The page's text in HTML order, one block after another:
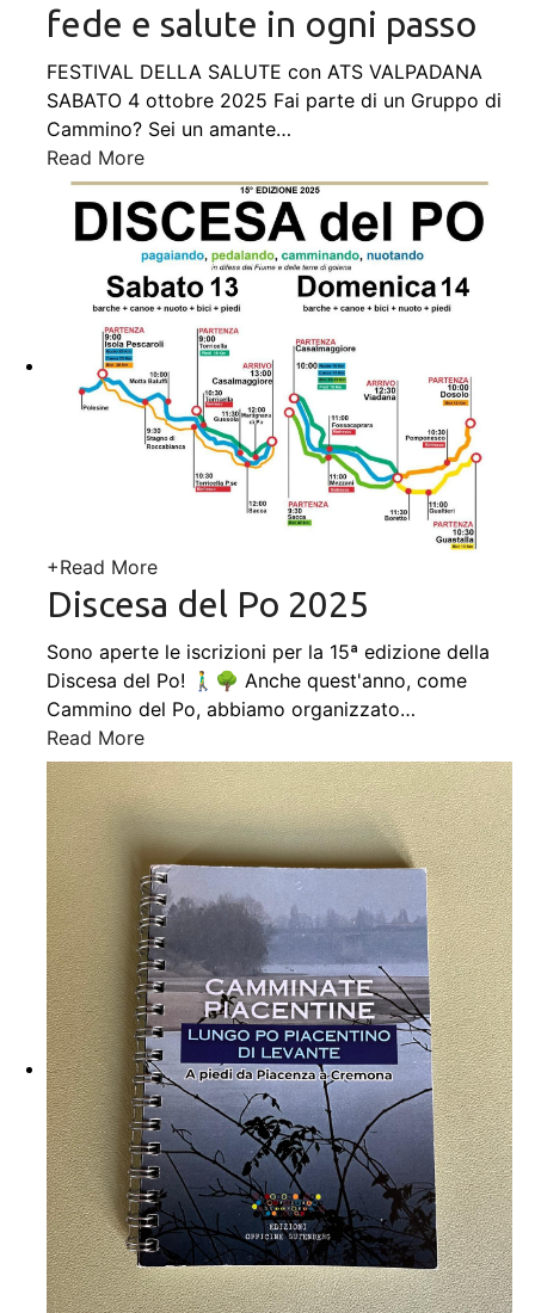
fede e salute in ogni passo
FESTIVAL DELLA SALUTE con ATS VALPADANA
SABATO 4 ottobre 2025 Fai parte di un Gruppo di
Cammino? Sei un amante…
Read More
+Read More
Discesa del Po 2025
Sono aperte le iscrizioni per la 15ª edizione della
Discesa del Po! 🚶‍♂️🌳 Anche quest'anno, come
Cammino del Po, abbiamo organizzato…
Read More